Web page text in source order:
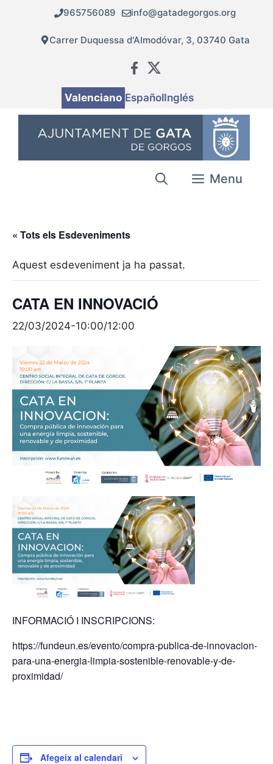
contingut
965756089 info@gatadegorgos.org
Carrer Duquessa d'Almodóvar, 3, 03740 Gata
Valenciano EspañolInglés
Menu
« Tots els Esdeveniments
Aquest esdeveniment ja ha passat.
CATA EN INNOVACIÓ
22/03/2024-10:00/12:00
INFORMACIÓ I INSCRIPCIONS:
https://fundeun.es/evento/compra-publica-de-innovacion-
para-una-energia-limpia-sostenible-renovable-y-de-
proximidad/
Afegeix al calendari